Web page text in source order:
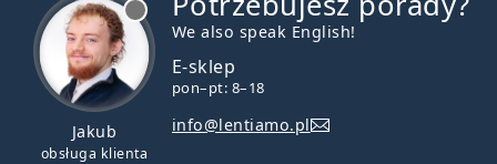
Jakub
obsługa klienta
We also speak English!
E-sklep
pon–pt: 8–18
info@lentiamo.pl